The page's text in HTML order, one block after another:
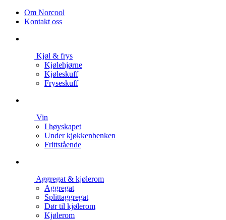
Om Norcool
Kontakt oss
Kjøl & frys
Kjølehjørne
Kjøleskuff
Fryseskuff
Vin
I høyskapet
Under kjøkkenbenken
Frittstående
Aggregat & kjølerom
Aggregat
Splittaggregat
Dør til kjølerom
Kjølerom